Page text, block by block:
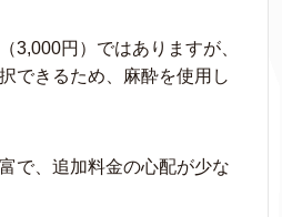
3,000円）ではありますが、
できるため、麻酔を使用し
で、追加料金の心配が少な